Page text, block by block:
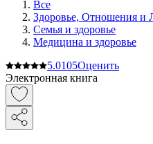
Все
Здоровье, Отношения и
Семья и здоровье
Медицина и здоровье
5.0105Оценить
Электронная книга